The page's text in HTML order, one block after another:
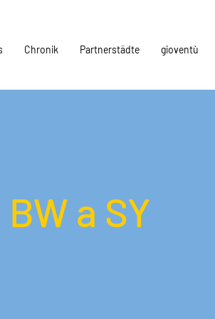
Chronik Partnerstädte gioventù
a SY